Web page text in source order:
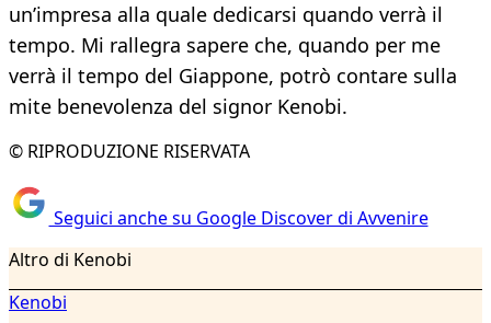
un’impresa alla quale dedicarsi quando verrà il
tempo. Mi rallegra sapere che, quando per me
verrà il tempo del Giappone, potrò contare sulla
mite benevolenza del signor Kenobi.
© RIPRODUZIONE RISERVATA
Seguici anche su Google Discover di Avvenire
Altro di Kenobi
Kenobi